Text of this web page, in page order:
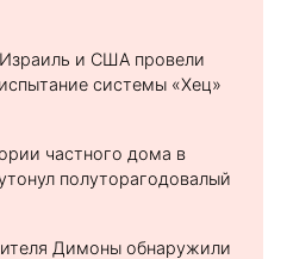
и США провели
системы «Хец»
частного дома в
полуторагодовалый
Димоны обнаружили